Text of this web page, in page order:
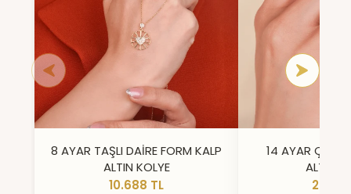
8 AYAR TAŞLI DAİRE FORM KALP
ALTIN KOLYE
10.688 TL
14 AYAR ÇİFT
ALTIN